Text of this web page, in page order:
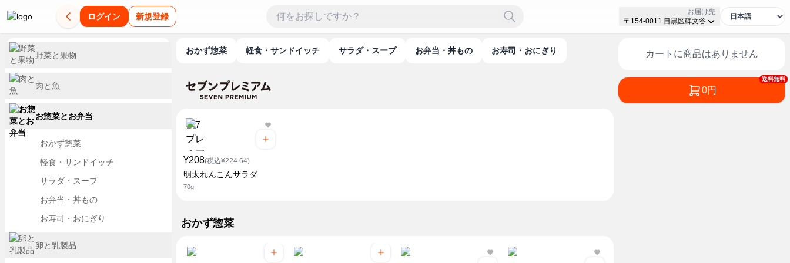
ログイン 新規登録
お届け先
〒154-0011 目黒区碑文谷
おかず惣菜 軽食・サンドイッチ サラダ・スープ お弁当・丼もの お寿司・おにぎり
¥208(税込¥224.64)
明太れんこんサラダ
70g
おかず惣菜
カートに商品はありません
送料無料
0円
野菜と果物
肉と魚
お惣菜とお弁当
おかず惣菜
軽食・サンドイッチ
サラダ・スープ
お弁当・丼もの
お寿司・おにぎり
卵と乳製品